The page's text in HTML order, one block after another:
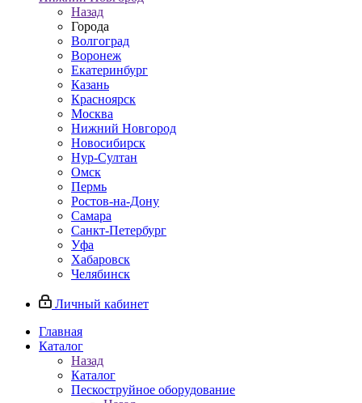
Назад
Города
Волгоград
Воронеж
Екатеринбург
Казань
Красноярск
Москва
Нижний Новгород
Новосибирск
Нур-Султан
Омск
Пермь
Ростов-на-Дону
Самара
Санкт-Петербург
Уфа
Хабаровск
Челябинск
Личный кабинет
Главная
Каталог
Назад
Каталог
Пескоструйное оборудование